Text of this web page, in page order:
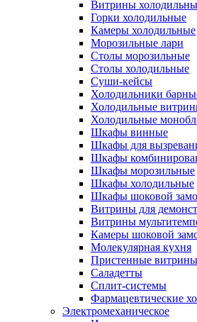
Витрины
Горки холодильные
Камеры холодильные
Морозильные лари
Столы морозильные
Столы холодильные
Суши-кейсы
Холодильники
Холодильные
Холодильные
Шкафы винные
Шкафы для
Шкафы
Шкафы морозильные
Шкафы холодильные
Шкафы шоковой
Витрины для
Витрины
Камеры шоковой
Молекулярная кухня
Пристенные витрины
Саладетты
Сплит-системы
Фармацевтические
Электромеханическое